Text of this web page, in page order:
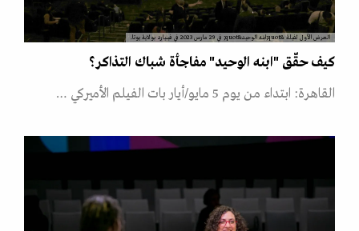
العرض الأول لفيلة &quot;ابنه الوحيد&quot; في 29 مارس 2023 في فينيارد بولاية يوتا.
كيف حقّق "ابنه الوحيد" مفاجأة شباك التذاكر؟
القاهرة: ابتداء من يوم 5 مايو/أيار بات الفيلم الأميركي …